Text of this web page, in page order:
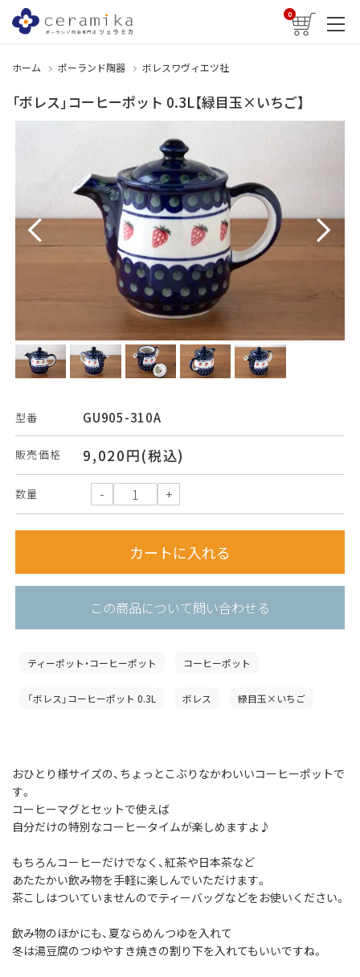
0
ホーム ポーランド陶器 ボレスワヴィエツ社
「ボレス」コーヒーポット 0.3L【緑目玉×いちご】
型番 GU905-310A
販売価格 9,020円(税込)
数量
この商品について問い合わせる
ティーポット・コーヒーポット コーヒーポット
「ボレス」コーヒーポット 0.3L ボレス 緑目玉×いちご
おひとり様サイズの、ちょっとこぶりなかわいいコーヒーポットで
す。
コーヒーマグとセットで使えば
自分だけの特別なコーヒータイムが楽しめますよ♪
もちろんコーヒーだけでなく、紅茶や日本茶など
あたたかい飲み物を手軽に楽しんでいただけます。
茶こしはついていませんのでティーバッグなどをお使いください。
飲み物のほかにも、夏ならめんつゆを入れて
冬は湯豆腐のつゆやすき焼きの割り下を入れてもいいですね。